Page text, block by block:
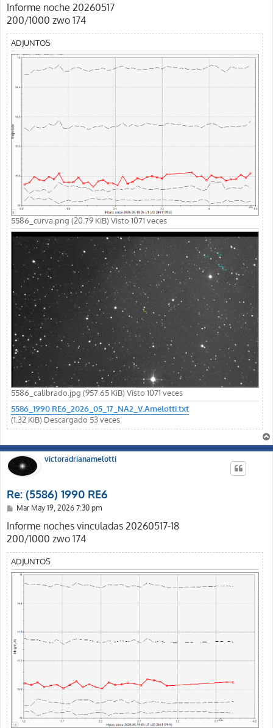
n
a
e
Informe noche 20260517
200/1000 zwo 174
ADJUNTOS
5586_curva.png (20.79 KiB) Visto 1071 veces
5586_calibrado.jpg (957.65 KiB) Visto 1071 veces
5586_1990 RE6_2026_05_17_NA2_V.Amelotti.txt
(1.32 KiB) Descargado 53 veces
victoradrianamelotti
Re: (5586) 1990 RE6
M
n
s
a
j
e
Mar May 19, 2026 7:30 pm
Informe noches vinculadas 20260517-18
200/1000 zwo 174
ADJUNTOS